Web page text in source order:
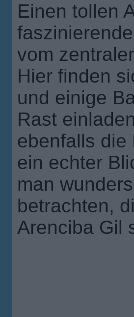
Einen tollen
vom
Hier finden
und einige
Rast
ebenfalls die
ein echter
man
betrachten,
Arenciba Gil